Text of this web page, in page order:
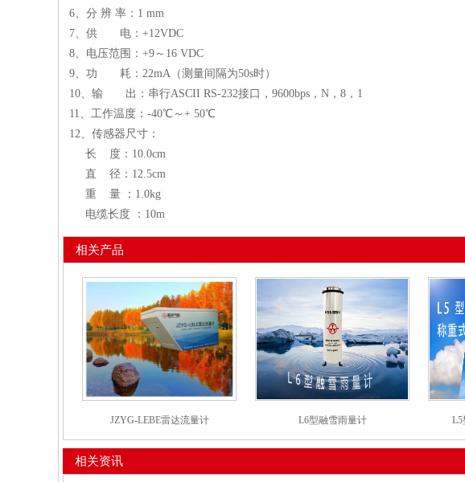
6、分 辨 率：1 mm
7、供 电：+12VDC
8、电压范围：+9～16 VDC
9、功 耗：22mA（测量间隔为50s时）
10、输 出：串行ASCII RS-232接口，9600bps，N，8，1
11、工作温度：-40℃～+ 50℃
12、传感器尺寸：
长 度：10.0cm
直 径：12.5cm
重 量 ：1.0kg
电缆长度 ：10m
相关产品
JZYG-LEBE雷达流量计 L6型融雪雨量计 L5
相关资讯